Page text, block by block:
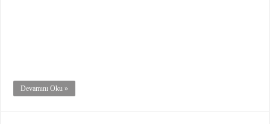
Devamını Oku »